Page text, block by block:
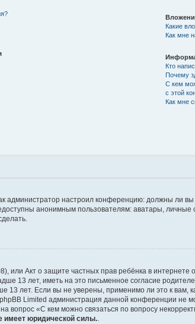
Какие
Как мне
Кто
Почему
С кем
с этой
Как мне
администратор настроил конференцию: должны ли
анонимным пользователям: аватары, личные
или Акт о защите частных прав ребёнка в
13 лет, иметь на это письменное согласие
лет. Если вы не уверены, применимо ли это к вам,
Limited администрация данной конференции не
вопрос «С кем можно связаться по вопросу
имеет юридической силы..